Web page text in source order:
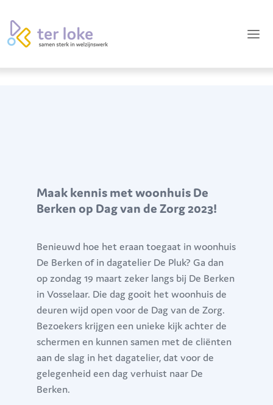
Maak kennis met woonhuis De
Berken op Dag van de Zorg 2023!
Benieuwd hoe het eraan toegaat in woonhuis
De Berken of in dagatelier De Pluk? Ga dan
op zondag 19 maart zeker langs bij De Berken
in Vosselaar. Die dag gooit het woonhuis de
deuren wijd open voor de Dag van de Zorg.
Bezoekers krijgen een unieke kijk achter de
schermen en kunnen samen met de cliënten
aan de slag in het dagatelier, dat voor de
gelegenheid een dag verhuist naar De
Berken.